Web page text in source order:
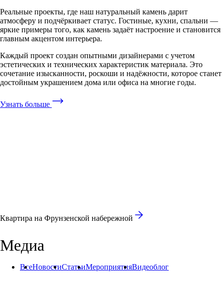
Реальные проекты, где наш натуральный камень дарит
атмосферу и подчёркивает статус. Гостиные, кухни, спальни —
яркие примеры того, как камень задаёт настроение и становится
главным акцентом интерьера.
Каждый проект создан опытными дизайнерами с учетом
эстетических и технических характеристик материала. Это
сочетание изысканности, роскоши и надёжности, которое станет
достойным украшением дома или офиса на многие годы.
Узнать больше
Квартира на Фрунзенской набережной
Медиа
BceНовостиСтатьиМероприятияВидеоблог